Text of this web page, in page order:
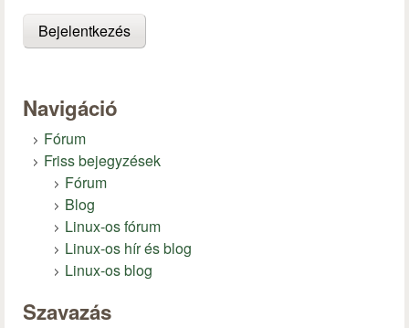
Navigáció
Fórum
Friss bejegyzések
Fórum
Blog
Linux-os fórum
Linux-os hír és blog
Linux-os blog
Szavazás